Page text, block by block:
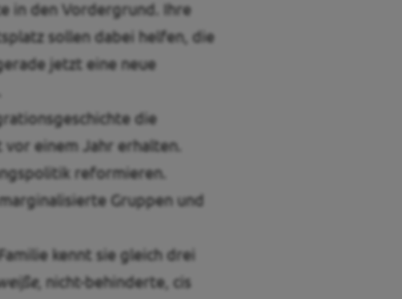
in den Vordergrund. Ihre
sollen dabei helfen, die
jetzt eine neue
die
einem Jahr erhalten.
reformieren.
Gruppen und
kennt sie gleich drei
, nicht-behinderte, cis